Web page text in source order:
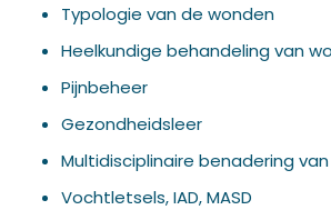
Typologie van de wonden
Heelkundige behandeling van
Pijnbeheer
Gezondheidsleer
Multidisciplinaire benadering
Vochtletsels, IAD, MASD